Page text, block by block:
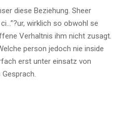
diese Beziehung. Sheer
wirklich so obwohl se
Verhaltnis ihm nicht zusagt.
person jedoch nie inside
erst unter einsatz von